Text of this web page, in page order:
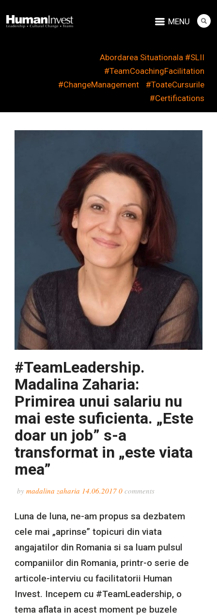
MENU
Abordarea Situationala #SLII
#TeamCoachingFacilitation
#ChangeManagement
#ToateCursurile
#Certifications
#TeamLeadership.
Madalina Zaharia:
Primirea unui salariu nu
mai este suficienta. „Este
doar un job” s-a
transformat in „este viata
mea”
bymadalina zaharia 14.06.2017 0comments
Luna de luna, ne-am propus sa dezbatem
cele mai „aprinse” topicuri din viata
angajatilor din Romania si sa luam pulsul
companiilor din Romania, printr-o serie de
articole-interviu cu facilitatorii Human
Invest. Incepem cu #TeamLeadership, o
tema aflata in acest moment pe buzele